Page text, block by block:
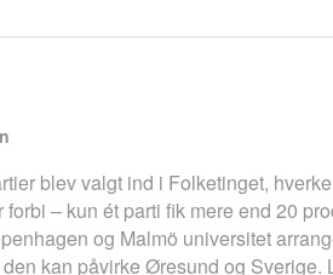
blev valgt ind i Folketinget,
– kun ét parti fik mere end 20
og Malmö universitet
kan påvirke Øresund og Sverige.